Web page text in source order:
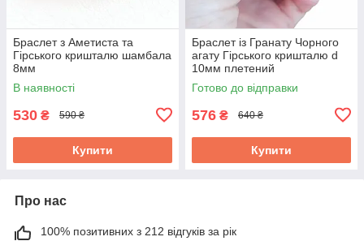
Браслет з Аметиста та
Гірського кришталю шамбала
8мм
В наявності
530 ₴ 590 ₴
Купити
Браслет із Гранату Чорного
агату Гірського кришталю d
10мм плетений
Готово до відправки
576 ₴ 640 ₴
Купити
Про нас
100% позитивних з 212 відгуків за рік